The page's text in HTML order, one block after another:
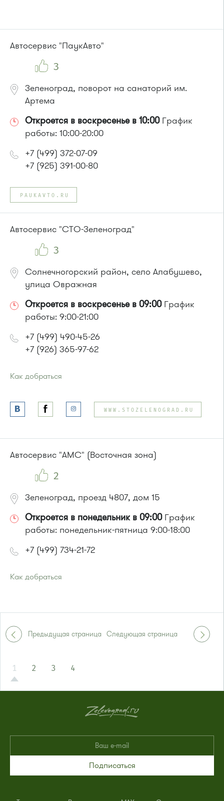
или до остановки"Кутузово":
Автобус № 366.
Маршрутка № 460м, 707м
Автосервис "ПаукАвто"
3
Зеленоград, поворот на санаторий им.
Артема
Откроется в воскресенье в 10:00График
работы: 10:00-20:00
+7 (499) 372-07-09
+7 (925) 391-00-80
PAUKAVTO.RU
Автосервис "СТО-Зеленоград"
3
Солнечногорский район, село Алабушево,
улица Овражная
Откроется в воскресенье в 09:00График
работы: 9:00-21:00
+7 (499) 490-45-26
+7 (926) 365-97-62
Как добраться
Автобус № 18.
Маршрутка № 164
Автобус № 18 .
WWW.STOZELENOGRAD.RU
Автосервис "АМС" (Восточная зона)
2
Зеленоград, проезд 4807, дом 15
Откроется в понедельник в 09:00График
работы: понедельник-пятница 9:00-18:00
+7 (499) 734-21-72
Как добраться
Маршрутка № 903
или до остановки
Автобусы № 1, 2, 7.
Предыдущая страница Следующая страница
1 2 3 4
Подписаться